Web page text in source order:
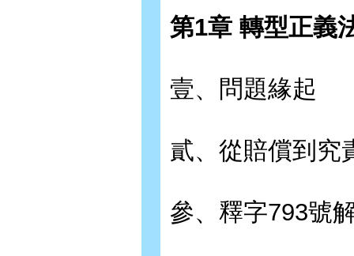
第1章 轉型正義
壹、問題緣起
貳、從賠償到究
參、釋字793號